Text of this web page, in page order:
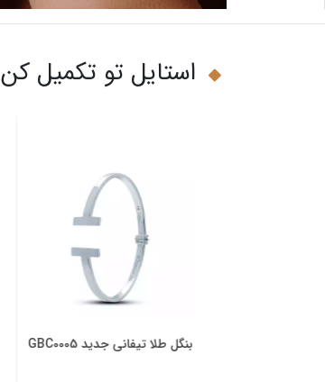
استایل تو تکمیل کن
بنگل طلا تیفانی جدید GBC0005